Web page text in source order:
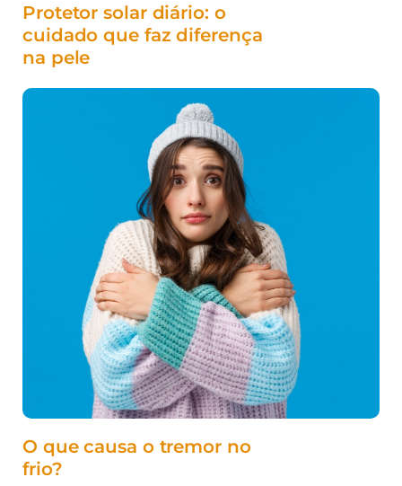
Protetor solar diário: o
cuidado que faz diferença
na pele
O que causa o tremor no
frio?